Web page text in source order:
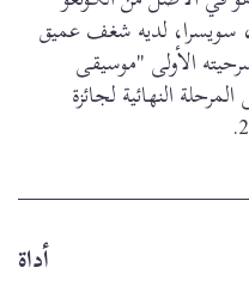
سويسرا، لديه شغف عميق
الأولى "موسيقى
النهائية لجائزة
أداة